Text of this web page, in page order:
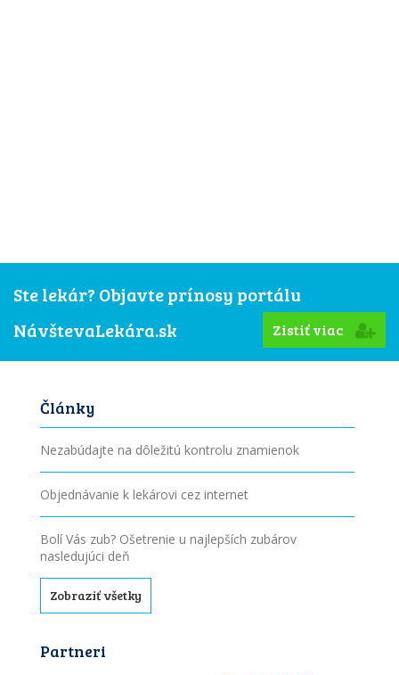
Ste lekár? Objavte prínosy portálu
NávštevaLekára.sk
Zistiť viac
Články
Nezabúdajte na dôležitú kontrolu znamienok
Objednávanie k lekárovi cez internet
Bolí Vás zub? Ošetrenie u najlepších zubárov
nasledujúci deň
Zobraziť všetky
Partneri